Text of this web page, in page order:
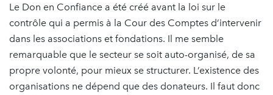
Le Don en Confiance a été créé avant la loi sur le
contrôle qui a permis à la Cour des Comptes d’intervenir
dans les associations et fondations. Il me semble
remarquable que le secteur se soit auto-organisé, de sa
propre volonté, pour mieux se structurer. L’existence des
organisations ne dépend que des donateurs. Il faut donc